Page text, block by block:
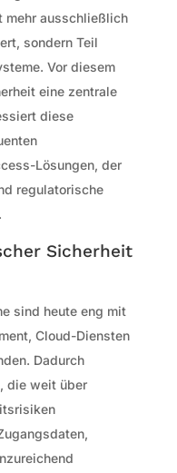
ausschließlich
sondern Teil
Vor diesem
eine zentrale
diese
Lösungen, der
regulatorische
Sicherheit
sind heute eng mit
Cloud-Diensten
Dadurch
die weit über